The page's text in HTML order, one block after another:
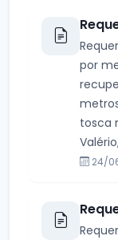
por
tosca
24/